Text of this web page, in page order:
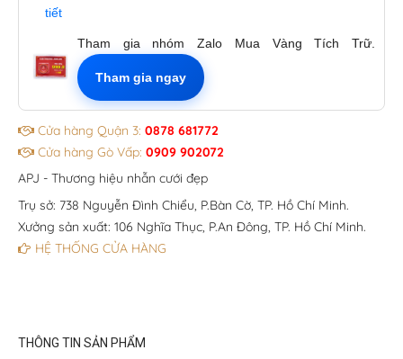
tiết
Tham gia nhóm Zalo Mua Vàng Tích Trữ.
Tham gia ngay
Cửa hàng Quận 3: 0878 681772
Cửa hàng Gò Vấp: 0909 902072
APJ - Thương hiệu nhẫn cưới đẹp
Trụ sở: 738 Nguyễn Đình Chiểu, P.Bàn Cờ, TP. Hồ Chí Minh.
Xưởng sản xuất: 106 Nghĩa Thục, P.An Đông, TP. Hồ Chí Minh.
HỆ THỐNG CỬA HÀNG
THÔNG TIN SẢN PHẨM